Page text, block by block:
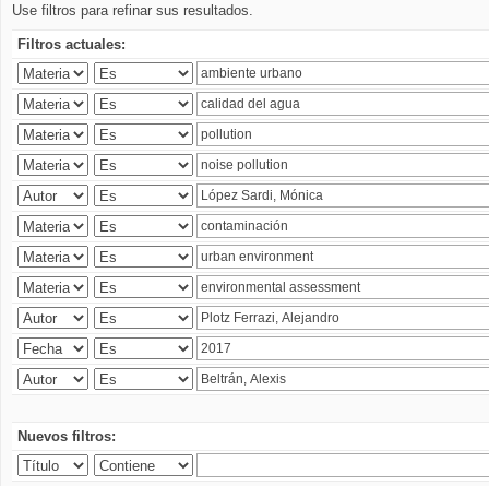
Use filtros para refinar sus resultados.
Filtros actuales:
Nuevos filtros: